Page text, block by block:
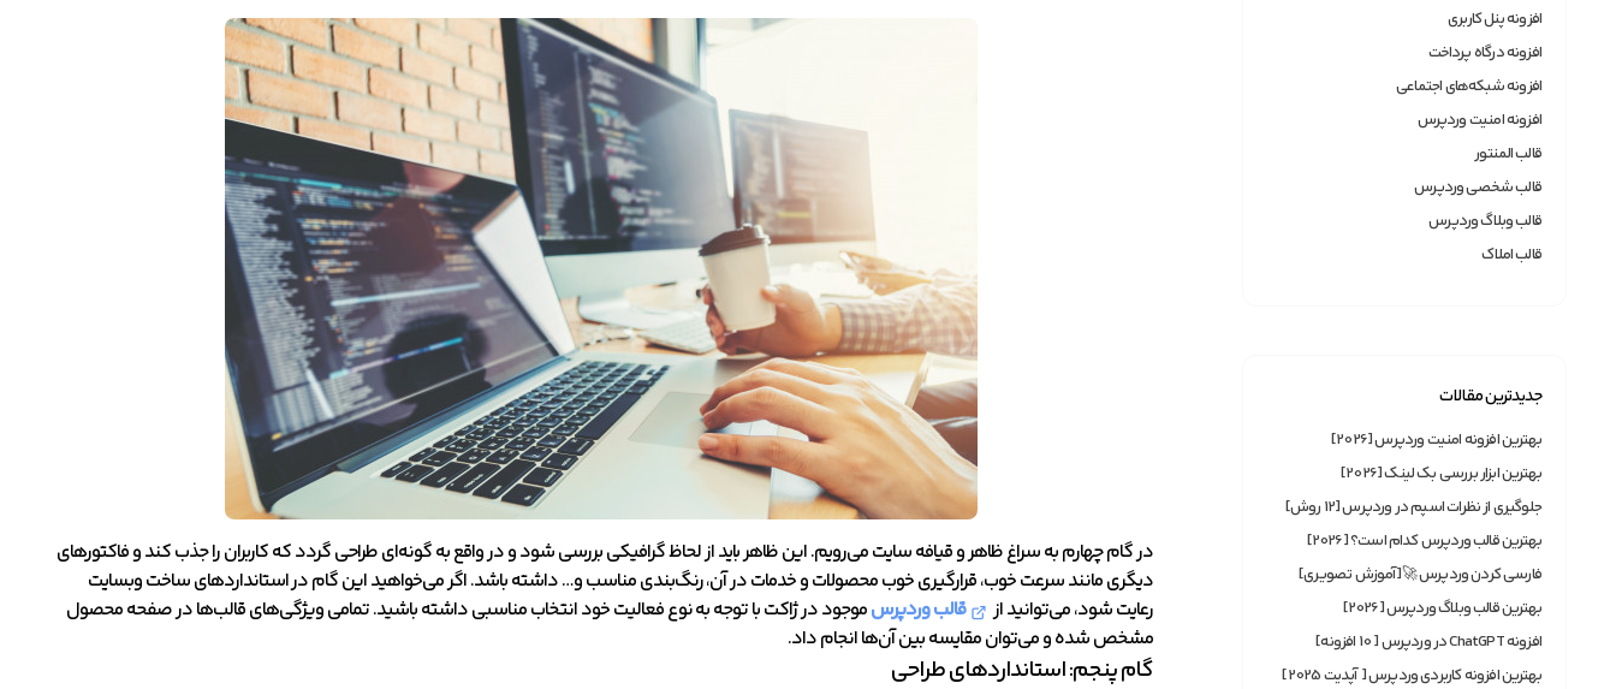
افزونه پنل کاربری
افزونه درگاه پرداخت
افزونه شبکه‌های اجتماعی
افزونه امنیت وردپرس
قالب المنتور
قالب شخصی وردپرس
قالب وبلاگ وردپرس
قالب املاک
جدیدترین مقالات
بهترین افزونه امنیت وردپرس [2026]
بهترین ابزار بررسی بک لینک [2026]
جلوگیری از نظرات اسپم در وردپرس [12 روش]
بهترین قالب وردپرس کدام است؟ [2026]
فارسی کردن وردپرس 🚀[آموزش تصویری]
بهترین قالب وبلاگ وردپرس [2026]
افزونه ChatGPT در وردپرس [ 10 افزونه]
بهترین افزونه‌ کاربردی وردپرس [ آپدیت 2025]
در گام چهارم به سراغ ظاهر و قیافه سایت می‌رویم. این ظاهر باید از لحاظ گرافیکی بررسی شود و در واقع به گونه‌ای طراحی گردد که کاربران را جذب کند و فاکتورهای
دیگری مانند سرعت خوب، قرارگیری خوب محصولات و خدمات در آن، رنگ‌بندی مناسب و… داشته باشد. اگر می‌خواهید این گام در استانداردهای ساخت وبسایت
رعایت شود، می‌توانید از
قالب‌ وردپرسموجود در ژاکت با توجه به نوع فعالیت خود انتخاب مناسبی داشته باشید. تمامی ویژگی‌های قالب‌ها در صفحه محصول
مشخص شده و می‌توان مقایسه بین آن‌ها انجام داد.
گام پنجم: استاندارد‌های طراحی